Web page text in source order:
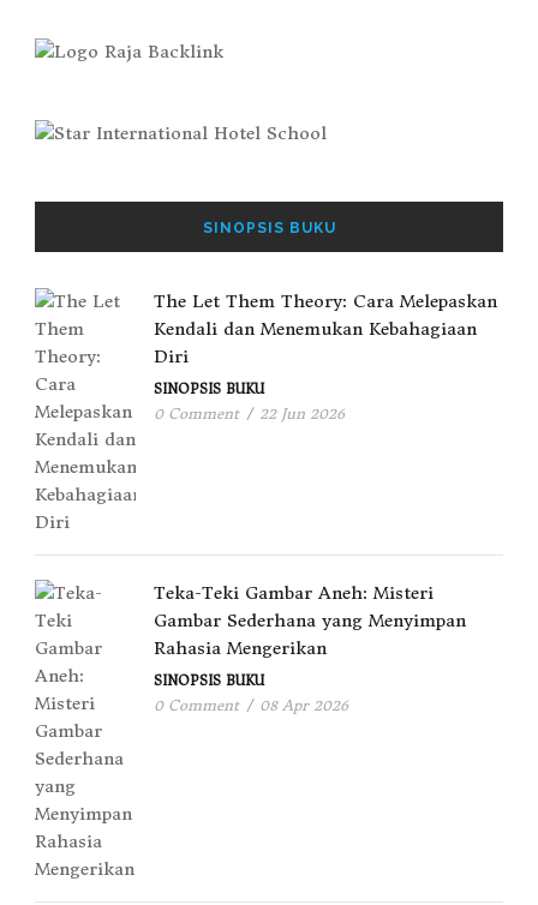
SINOPSIS BUKU
The Let Them Theory: Cara Melepaskan
Kendali dan Menemukan Kebahagiaan
Diri
SINOPSIS BUKU
0 Comment / 22 Jun 2026
Teka-Teki Gambar Aneh: Misteri
Gambar Sederhana yang Menyimpan
Rahasia Mengerikan
SINOPSIS BUKU
0 Comment / 08 Apr 2026